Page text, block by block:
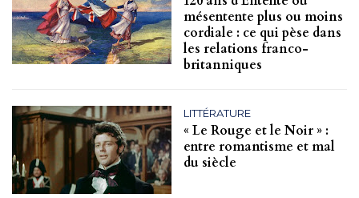
mésentente plus ou moins
cordiale : ce qui pèse dans
les relations franco-
britanniques
LITTÉRATURE
« Le Rouge et le Noir » :
entre romantisme et mal
du siècle